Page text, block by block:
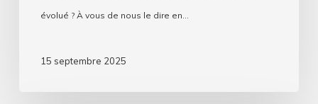
évolué ? À vous de nous le dire en…
15 septembre 2025